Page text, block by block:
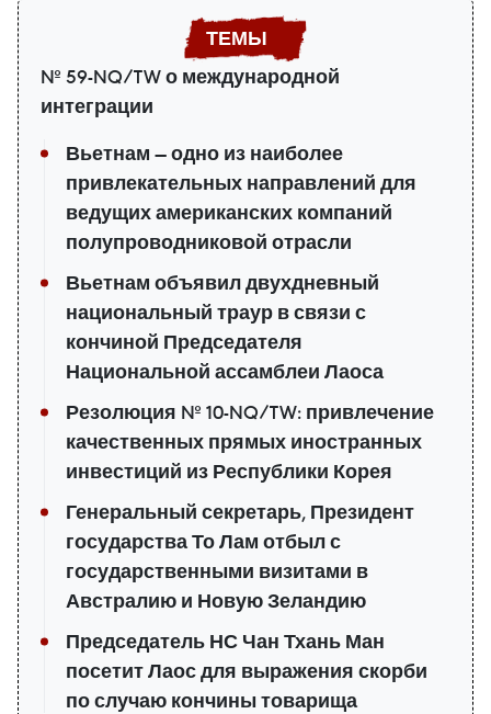
№ 59-NQ/TW о международной
интеграции
Вьетнам — одно из наиболее
привлекательных направлений для
ведущих американских компаний
полупроводниковой отрасли
Вьетнам объявил двухдневный
национальный траур в связи с
кончиной Председателя
Национальной ассамблеи Лаоса
Резолюция № 10-NQ/TW: привлечение
качественных прямых иностранных
инвестиций из Республики Корея
Генеральный секретарь, Президент
государства То Лам отбыл с
государственными визитами в
Австралию и Новую Зеландию
Председатель НС Чан Тхань Ман
посетит Лаос для выражения скорби
по случаю кончины товарища